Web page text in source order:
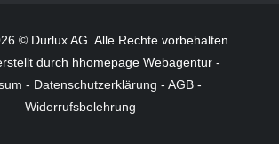
© Durlux AG. Alle Rechte vorbehalten.
durch hhomepage Webagentur -
- Datenschutzerklärung - AGB-
Widerrufsbelehrung